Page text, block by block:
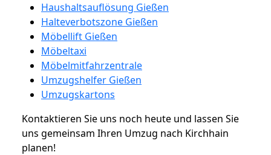
Haushaltsauflösung Gießen
Halteverbotszone Gießen
Möbellift Gießen
Möbeltaxi
Möbelmitfahrzentrale
Umzugshelfer Gießen
Umzugskartons
Kontaktieren Sie uns noch heute und lassen Sie
uns gemeinsam Ihren Umzug nach Kirchhain
planen!